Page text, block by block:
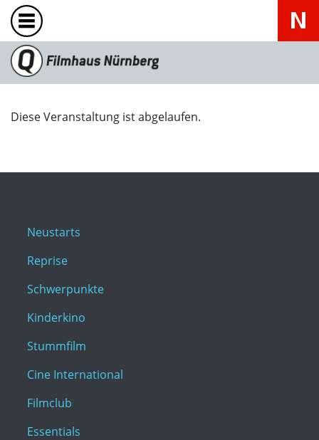
Diese Veranstaltung ist abgelaufen.
Neustarts
Reprise
Schwerpunkte
Kinderkino
Stummfilm
Cine International
Filmclub
Essentials